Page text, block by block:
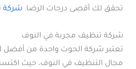
تحقق لك أقصى درجات الرضا. شركة
شركة تنظيف مجربة في النوف
تعتبر شركة الحوت واحدة من أفضل
مجال التنظيف في النوف، حيث